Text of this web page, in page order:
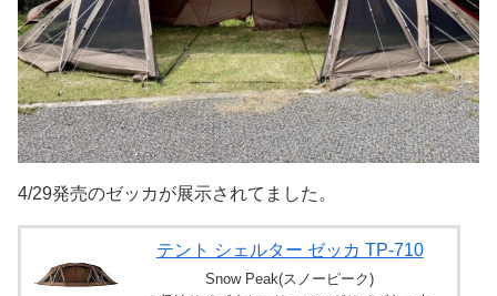
4/29発売のゼッカが展示されてました。
テント シェルター ゼッカ TP-710
Snow Peak(スノーピーク)